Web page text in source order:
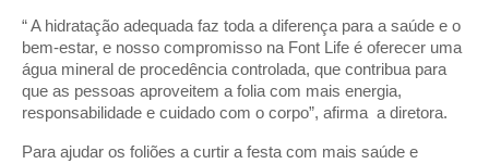
“ A hidratação adequada faz toda a diferença para a saúde e o
bem-estar, e nosso compromisso na Font Life é oferecer uma
água mineral de procedência controlada, que contribua para
que as pessoas aproveitem a folia com mais energia,
responsabilidade e cuidado com o corpo”, afirma a diretora.
Para ajudar os foliões a curtir a festa com mais saúde e